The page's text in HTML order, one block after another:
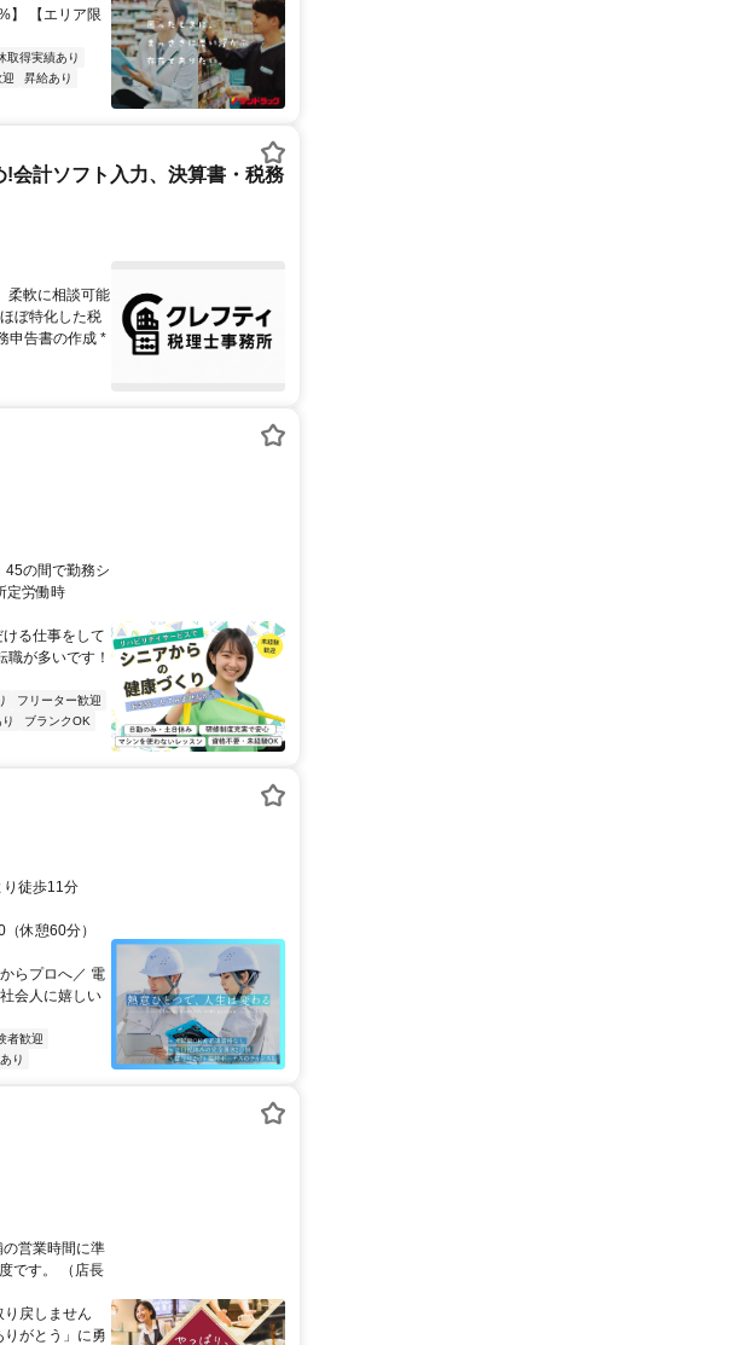
】 【エリア限
取得実績あり
昇給あり
会計ソフト入力、決算書・税務
柔軟に相談可能
ぼ特化した税
申告書の作成 *
45の間で勤務シ
定労働時
る仕事をして
が多いです！
フリーター歓迎
ブランクOK
より徒歩11分
休憩60分）
らプロへ／ 電
会人に嬉しい
者歓迎
り
営業時間に準
です。 （店長
り戻しません
がとう」に勇